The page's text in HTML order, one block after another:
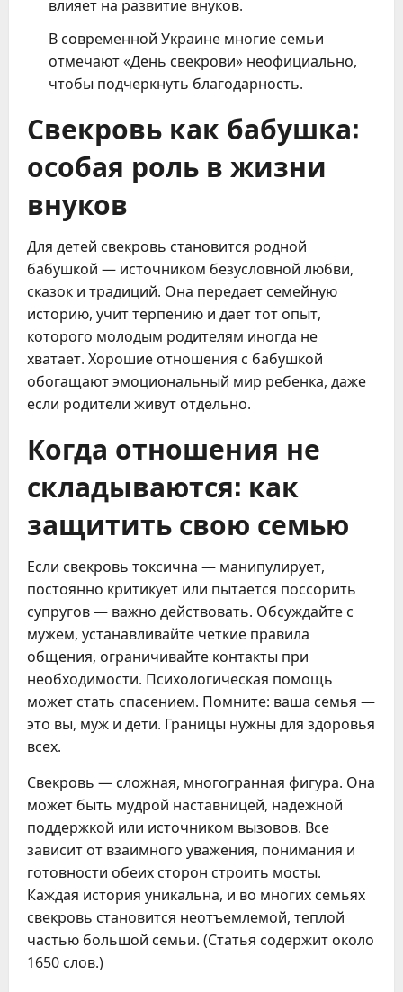
влияет на развитие внуков.
В современной Украине многие семьи
отмечают «День свекрови» неофициально,
чтобы подчеркнуть благодарность.
Свекровь как бабушка:
особая роль в жизни
внуков
Для детей свекровь становится родной
бабушкой — источником безусловной любви,
сказок и традиций. Она передает семейную
историю, учит терпению и дает тот опыт,
которого молодым родителям иногда не
хватает. Хорошие отношения с бабушкой
обогащают эмоциональный мир ребенка, даже
если родители живут отдельно.
Когда отношения не
складываются: как
защитить свою семью
Если свекровь токсична — манипулирует,
постоянно критикует или пытается поссорить
супругов — важно действовать. Обсуждайте с
мужем, устанавливайте четкие правила
общения, ограничивайте контакты при
необходимости. Психологическая помощь
может стать спасением. Помните: ваша семья —
это вы, муж и дети. Границы нужны для здоровья
всех.
Свекровь — сложная, многогранная фигура. Она
может быть мудрой наставницей, надежной
поддержкой или источником вызовов. Все
зависит от взаимного уважения, понимания и
готовности обеих сторон строить мосты.
Каждая история уникальна, и во многих семьях
свекровь становится неотъемлемой, теплой
частью большой семьи. (Статья содержит около
1650 слов.)